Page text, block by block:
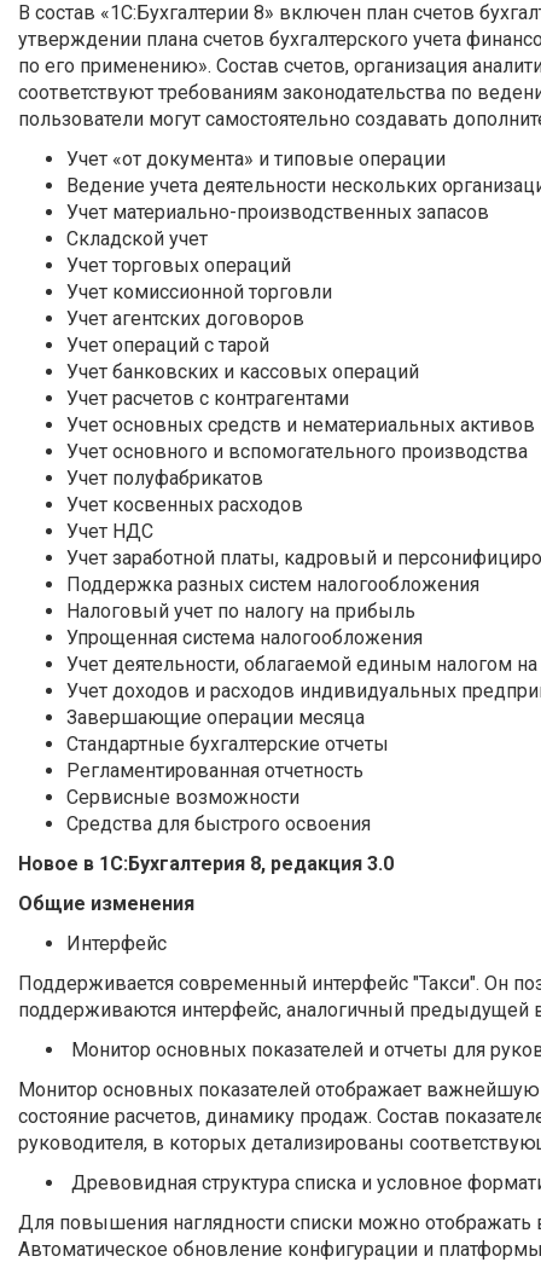
В состав «1С:Бухгалтерии 8» включен план счетов
утверждении плана счетов бухгалтерского учета
по его применению». Состав счетов, организация
соответствуют требованиям законодательства по
пользователи могут самостоятельно создавать
Учет «от документа» и типовые операции
Ведение учета деятельности нескольких
Учет материально-производственных запасов
Складской учет
Учет торговых операций
Учет комиссионной торговли
Учет агентских договоров
Учет операций с тарой
Учет банковских и кассовых операций
Учет расчетов с контрагентами
Учет основных средств и нематериальных активов
Учет основного и вспомогательного производства
Учет полуфабрикатов
Учет косвенных расходов
Учет НДС
Учет заработной платы, кадровый и
Поддержка разных систем налогообложения
Налоговый учет по налогу на прибыль
Упрощенная система налогообложения
Учет деятельности, облагаемой единым налогом
Учет доходов и расходов индивидуальных
Завершающие операции месяца
Стандартные бухгалтерские отчеты
Регламентированная отчетность
Сервисные возможности
Средства для быстрого освоения
Новое в 1С:Бухгалтерия 8, редакция 3.0
Общие изменения
Интерфейс
Поддерживается современный интерфейс "Такси". Он
поддерживаются интерфейс, аналогичный предыдущей
Монитор основных показателей и отчеты для
Монитор основных показателей отображает
состояние расчетов, динамику продаж. Состав
руководителя, в которых детализированы
Древовидная структура списка и условное
Для повышения наглядности списки можно отображать
Автоматическое обновление конфигурации и